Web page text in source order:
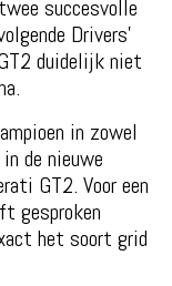
succesvolle
Drivers’
duidelijk niet
in zowel
de nieuwe
GT2. Voor een
gesproken
het soort grid